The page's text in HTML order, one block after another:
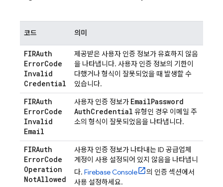
코드 의미
FIRAuth
ErrorCode
Invalid
Credential
제공받은 사용자 인증 정보가 유효하지 않음
을 나타냅니다. 사용자 인증 정보의 기한이
다했거나 형식이 잘못되었을 때 발생할 수
있습니다.
FIRAuth
ErrorCode
Invalid
Email
사용자 인증 정보가 EmailPassword
AuthCredential 유형인 경우 이메일 주
소의 형식이 잘못되었음을 나타냅니다.
FIRAuth
ErrorCode
Operation
NotAllowed
사용자 인증 정보가 나타내는 ID 공급업체
계정이 사용 설정되어 있지 않음을 나타냅니
다. FirebaseConsole
의 인증 섹션에서
사용 설정하세요.